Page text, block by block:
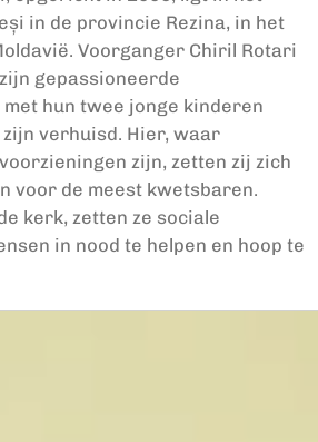
in de provincie Rezina, in het
Voorganger Chiril Rotari
gepassioneerde
hun twee jonge kinderen
verhuisd. Hier, waar
zijn, zetten zij zich
voor de meest kwetsbaren.
kerk, zetten ze sociale
in nood te helpen en hoop te